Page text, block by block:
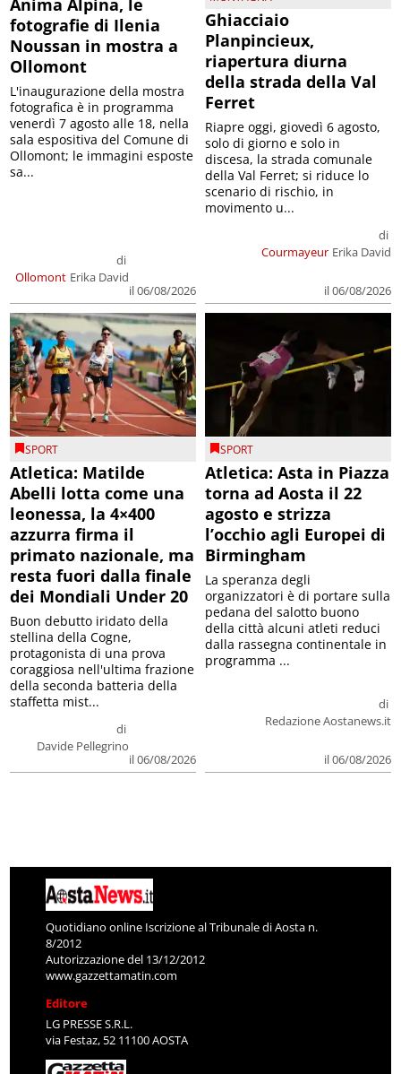
fotografie di Ilenia
Noussan in mostra a
Ollomont
Ollomont
di
Erika David
il 06/08/2026
L'inaugurazione della mostra
fotografica è in programma
venerdì 7 agosto alle 18, nella
sala espositiva del Comune di
Ollomont; le immagini esposte
sa...
Ghiacciaio
Planpincieux,
riapertura diurna
della strada della Val
Ferret
Courmayeur
di
Erika David
il 06/08/2026
Riapre oggi, giovedì 6 agosto,
solo di giorno e solo in
discesa, la strada comunale
della Val Ferret; si riduce lo
scenario di rischio, in
movimento u...
SPORT
Atletica: Matilde
Abelli lotta come una
leonessa, la 4×400
azzurra firma il
primato nazionale, ma
resta fuori dalla finale
dei Mondiali Under 20
di
Davide Pellegrino
il 06/08/2026
Buon debutto iridato della
stellina della Cogne,
protagonista di una prova
coraggiosa nell'ultima frazione
della seconda batteria della
staffetta mist...
SPORT
Atletica: Asta in Piazza
torna ad Aosta il 22
agosto e strizza
l’occhio agli Europei di
Birmingham
di
Redazione Aostanews.it
il 06/08/2026
La speranza degli
organizzatori è di portare sulla
pedana del salotto buono
della città alcuni atleti reduci
dalla rassegna continentale in
programma ...
Quotidiano online Iscrizione al Tribunale di Aosta n.
8/2012
Autorizzazione del 13/12/2012
www.gazzettamatin.com
Editore
LG PRESSE S.R.L.
via Festaz, 52 11100 AOSTA